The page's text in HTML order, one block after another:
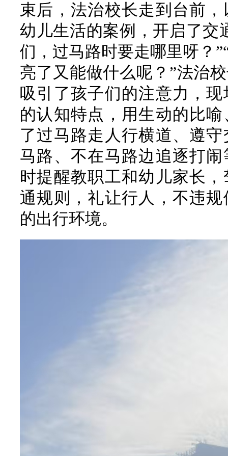
束后，法治校长走到台前
幼儿生活的案例，开启了交
们，过马路时要走哪里呀？
亮了又能做什么呢？”法治
吸引了孩子们的注意力，
的认知特点，用生动的比
了过马路走人行横道、遵
马路、不在马路边追逐打
时提醒教职工和幼儿家长
通规则，礼让行人，不违
的出行环境。